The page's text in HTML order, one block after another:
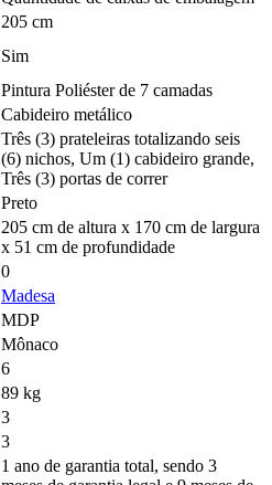
205 cm
Sim
Pintura Poliéster de 7 camadas
Cabideiro metálico
Três (3) prateleiras totalizando seis
(6) nichos, Um (1) cabideiro grande,
Três (3) portas de correr
Preto
205 cm de altura x 170 cm de largura
x 51 cm de profundidade
0
Madesa
MDP
Mônaco
6
89 kg
3
3
1 ano de garantia total, sendo 3